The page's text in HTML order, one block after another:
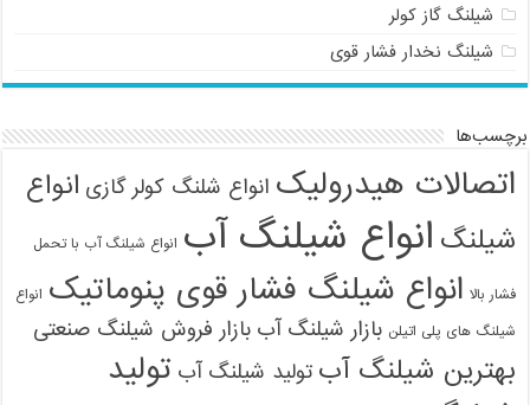
شیلنگ گاز کولر
شیلنگ نخدار فشار قوی
برچسب‌ها
اتصالات هیدرولیک انواع شلنگ کولر گازی انواع
شیلنگ انواع شیلنگ آب انواع شیلنگ آب با تحمل
فشار بالا انواع شیلنگ فشار قوی پنوماتیک انواع
شیلنگ های پلی اتیلن بازار شیلنگ آب بازار فروش شیلنگ صنعتی
بهترین شیلنگ آب تولید شیلنگ آب تولید